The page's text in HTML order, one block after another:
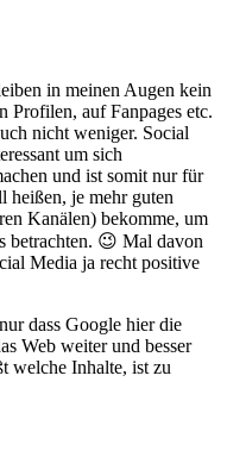
in meinen Augen kein
Profilen, auf Fanpages etc.
nicht weniger. Social
um sich
und ist somit nur für
heißen, je mehr guten
Kanälen) bekomme, um
betrachten. 😉 Mal davon
Media ja recht positive
dass Google hier die
Web weiter und besser
welche Inhalte, ist zu